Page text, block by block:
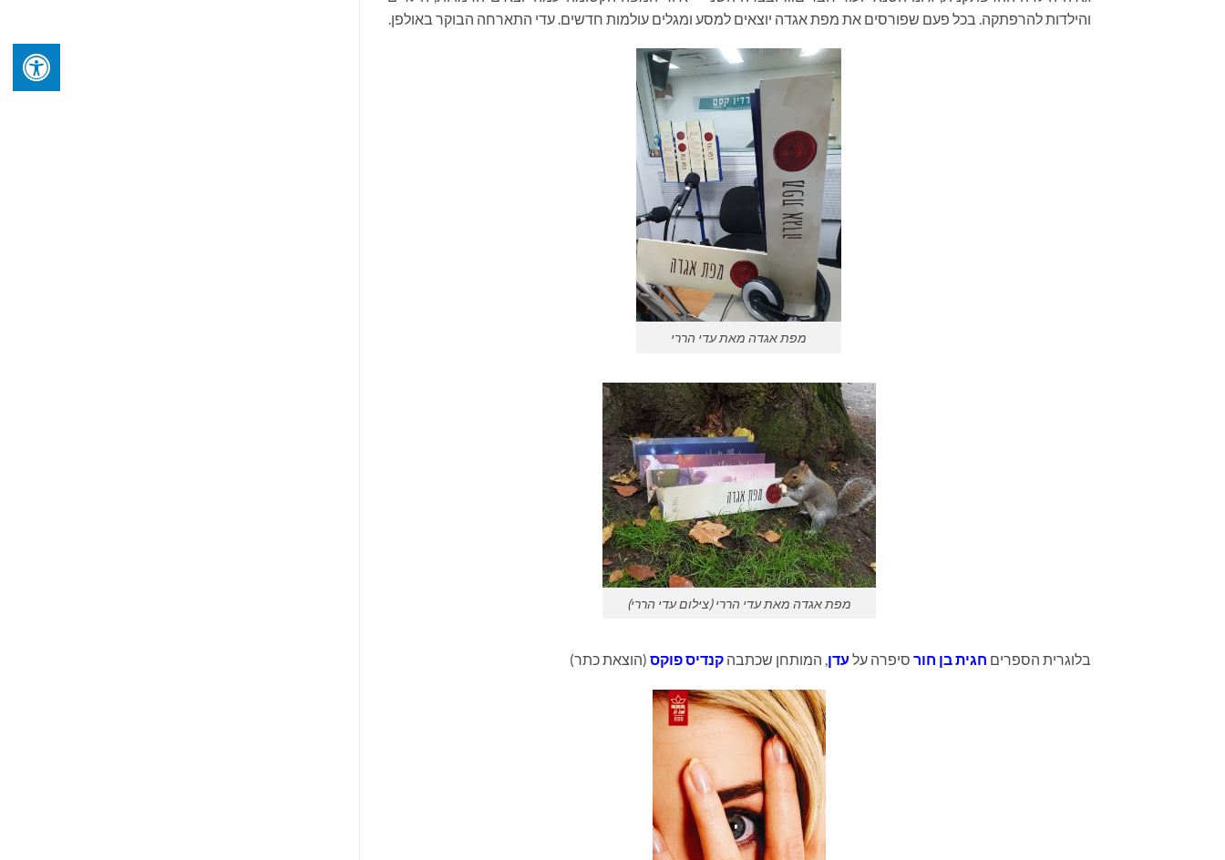
והילדות להרפתקה בכל פעם שפורסים את מפת אגדה יוצאים למסע ומגלים עולמות חדשים עדי התארחה הבוקר באולפן.
מפת אגדה מאת עדי הררי
מפת אגדה מאת עדי הררי (צילום עדי הררי)
בלוגרית הספרים חגית בן חור סיפרה על עדן, המותחן שכתבה קנדיס פוקס (הוצאת כתר)